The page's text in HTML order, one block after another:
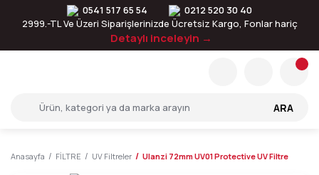
0541 517 65 54
0212 520 30 40
2999.-TL Ve Üzeri Siparişlerinizde Ücretsiz Kargo, Fonlar hariç
Detaylı inceleyin →
ARA
Anasayfa FİLTRE UV Filtreler Ulanzi 72mm UV01 Protective UV Filtre